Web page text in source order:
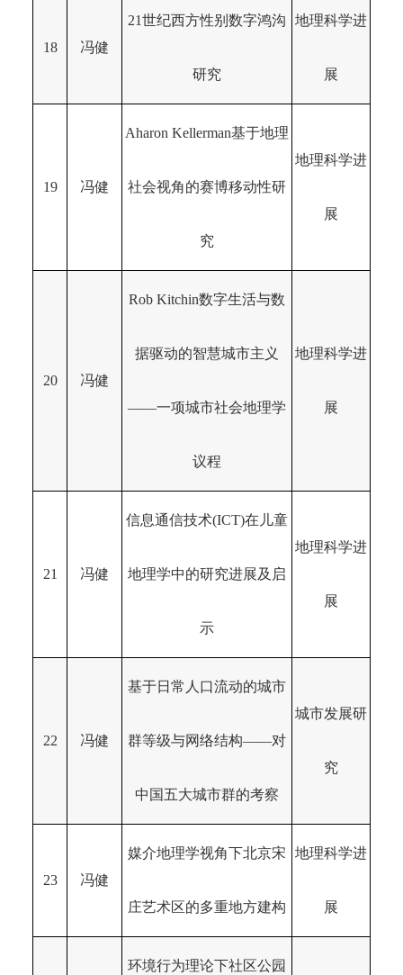
18 冯健
21世纪西方性别数字鸿沟
研究
地理科学进
展
19 冯健
Aharon Kellerman基于地理
社会视角的赛博移动性研
究
地理科学进
展
20 冯健
Rob Kitchin数字生活与数
据驱动的智慧城市主义
——一项城市社会地理学
议程
地理科学进
展
21 冯健
信息通信技术(ICT)在儿童
地理学中的研究进展及启
示
地理科学进
展
22 冯健
基于日常人口流动的城市
群等级与网络结构——对
中国五大城市群的考察
城市发展研
究
23 冯健
媒介地理学视角下北京宋
庄艺术区的多重地方建构
地理科学进
展
环境行为理论下社区公园